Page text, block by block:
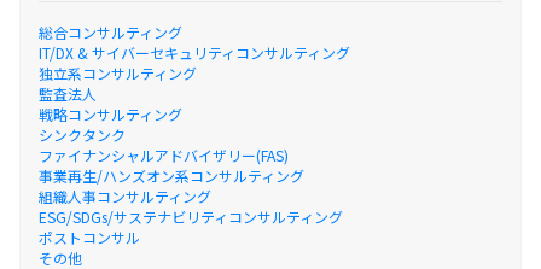
総合コンサルティング
IT/DX & サイバーセキュリティコンサルティング
独立系コンサルティング
監査法人
戦略コンサルティング
シンクタンク
ファイナンシャルアドバイザリー(FAS)
事業再生/ハンズオン系コンサルティング
組織人事コンサルティング
ESG/SDGs/サステナビリティコンサルティング
ポストコンサル
その他